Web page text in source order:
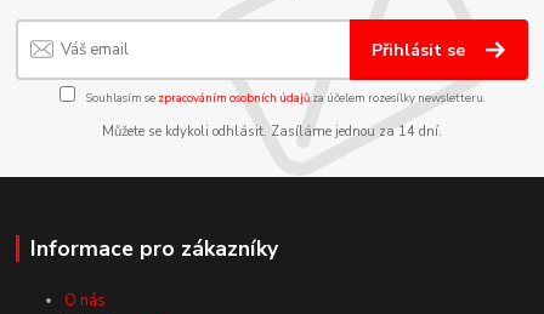
Přihlásit se
Souhlasím se zpracováním osobních údajůza účelem rozesílky newsletteru.
Můžete se kdykoli odhlásit. Zasíláme jednou za 14 dní.
Informace pro zákazníky
O nás